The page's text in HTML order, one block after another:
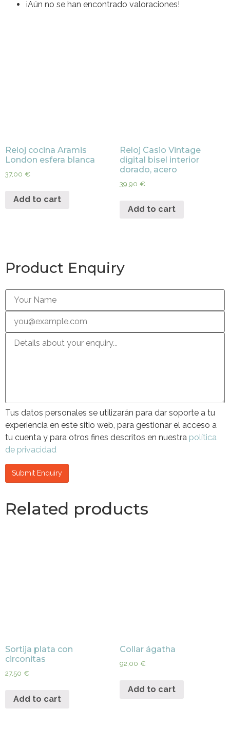
¡Aún no se han encontrado valoraciones!
Reloj cocina Aramis
London esfera blanca
37,00 €
Add to cart
Reloj Casio Vintage
digital bisel interior
dorado, acero
39,90 €
Add to cart
Product Enquiry
Tus datos personales se utilizarán para dar soporte a tu
experiencia en este sitio web, para gestionar el acceso a
tu cuenta y para otros fines descritos en nuestra política
de privacidad
Related products
Sortija plata con
circonitas
27,50 €
Add to cart
Collar ágatha
92,00 €
Add to cart